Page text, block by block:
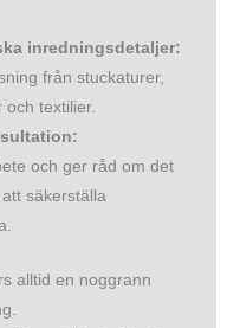
inredningsdetaljer:
från stuckaturer,
och textilier.
och ger råd om det
säkerställa
alltid en noggrann